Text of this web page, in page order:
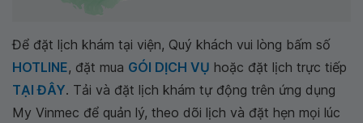
Để đặt lịch khám tại viện, Quý khách vui lòng bấm số
HOTLINE, đặt mua GÓI DỊCH VỤ hoặc đặt lịch trực tiếp
TẠI ĐÂY. Tải và đặt lịch khám tự động trên ứng dụng
My Vinmec để quản lý, theo dõi lịch và đặt hẹn mọi lúc